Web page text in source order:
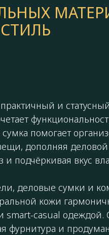
и
помогает
дополняя
и подчёркивая вкус
деловые сумки и
кожи
smart-casual
фурнитура и